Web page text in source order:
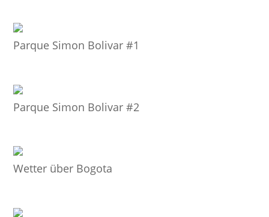
Parque Simon Bolivar #1
Parque Simon Bolivar #2
Wetter über Bogota